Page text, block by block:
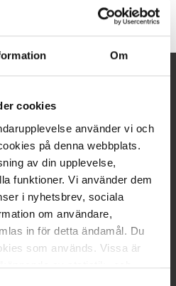
Om
cookies
använder vi och
på denna webbplats.
av din upplevelse,
funktioner. Vi använder dem
i nyhetsbrev, sociala
om användare,
in för detta ändamål. Du
som används. Vissa är
av statistik- och
laddare & Orsyväska, 1/4"
019 - 35 10 30
Växel
019 - 35 10 00